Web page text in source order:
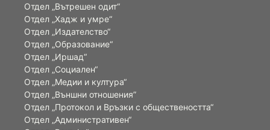
Отдел „Вътрешен одит“
Отдел „Хадж и умре“
Отдел „Издателство“
Отдел „Образование“
Отдел „Иршад“
Отдел „Социален“
Отдел „Медии и култура“
Отдел „Външни отношения”
Oтдел „Протокол и Връзки с обществеността“
Отдел „Административен“